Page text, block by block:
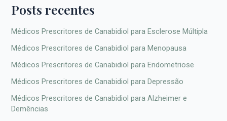
Posts recentes
Médicos Prescritores de Canabidiol para Esclerose Múltipla
Médicos Prescritores de Canabidiol para Menopausa
Médicos Prescritores de Canabidiol para Endometriose
Médicos Prescritores de Canabidiol para Depressão
Médicos Prescritores de Canabidiol para Alzheimer e
Demências